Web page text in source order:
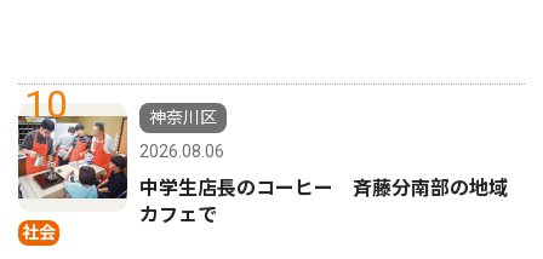
10
社会
神奈川区
2026.08.06
中学生店長のコーヒー 斉藤分南部の地域
カフェで